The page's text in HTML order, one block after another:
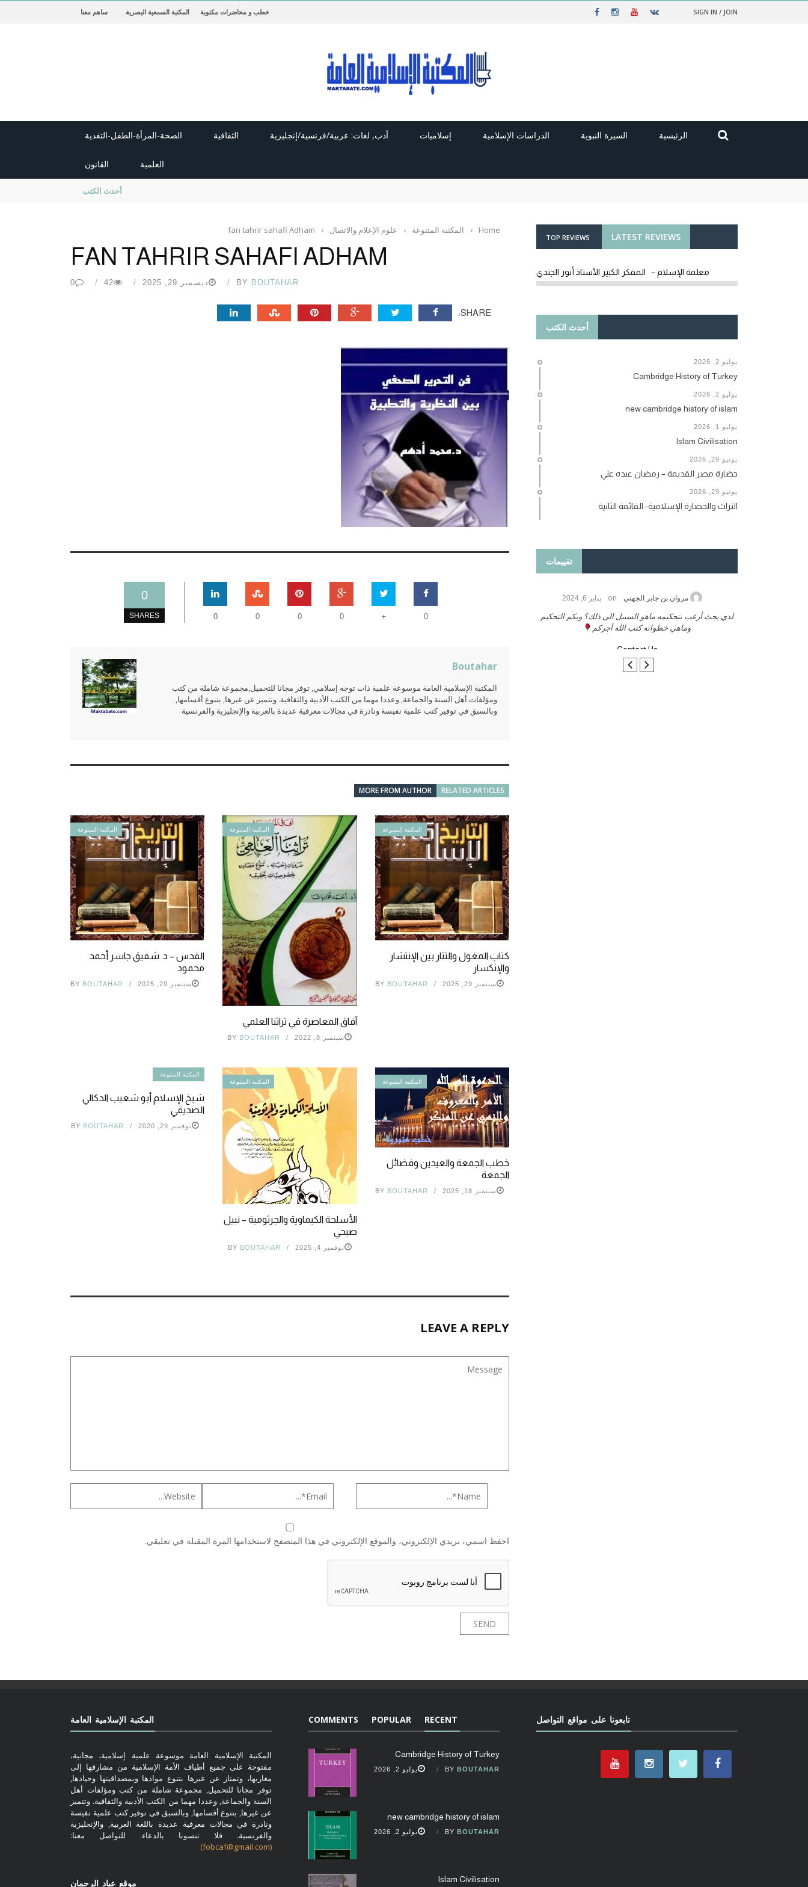
SIGN IN / JOIN خطب و محاضرات مكتوبة المكتبة السمعية البصرية ساهم معنا
الرئيسية السيرة النبوية الدراسات الإسلامية إسلاميات أدب, لغات: عربية/فرنسية/إنجليزية الثقافية الصحة-المرأة-الطفل-التغدية
العلمية القانون
أحدث الكتب
Home
› المكتبة المتنوعة › علوم الإعلام والاتصال ›
fan tahrir sahafi Adham
FAN TAHRIR SAHAFI ADHAM
BY BOUTAHAR ديسمبر 29, 2025 42
0
SHARE:
0
SHARES 0
+
0
0
0
0
Boutahar
المكتبة الإسلامية العامة موسوعة علمية ذات توجه إسلامي, توفر مجانا للتحميل,مجموعة شاملة من كتب
ومؤلفات أهل السنة والجماعة, وعددا مهما من الكتب الأدبية والثقافية. وتتميز عن غيرها, بتنوع أقسامها,
وبالسبق في توفير كتب علمية نفيسة ونادرة في مجالات معرفية عديدة بالعربية والإنجليزية والفرنسية
RELATED ARTICLES
MORE FROM AUTHOR
المكتبة المتنوعة
القدس – د. شفيق جاسر أحمد
محمود
سبتمبر 29, 2025 BY BOUTAHAR
المكتبة المتنوعة
آفاق المعاصرة في تراثنا العلمي
سبتمبر 8, 2022 BY BOUTAHAR
المكتبة المتنوعة
كتاب المغول والتتار بين الإنتشار
والإنكسار
سبتمبر 29, 2025 BY BOUTAHAR
المكتبة المتنوعة
شيخ الإسلام أبو شعيب الدكالي
الصديقي
نوفمبر 29, 2020 BY BOUTAHAR
المكتبة المتنوعة
الأسلحة الكيماوية والجرثومية – نبيل
صبحي
نوفمبر 4, 2025 BY BOUTAHAR
المكتبة المتنوعة
خطب الجمعة والعيدين وفضائل
الجمعة
سبتمبر 18, 2025 BY BOUTAHAR
LEAVE A REPLY
احفظ اسمي، بريدي الإلكتروني، والموقع الإلكتروني في هذا المتصفح لاستخدامها المرة المقبلة في تعليقي.
LATEST REVIEWS
TOP REVIEWS
معلمة الإسلام – المفكر الكبير الأستاذ أنور الجندي
أحدث الكتب
يوليو 2, 2026
Cambridge History of Turkey
يوليو 2, 2026
new cambridge history of islam
يوليو 1, 2026
Islam Civilisation
يونيو 29, 2026
حضارة مصر القديمة – رمضان عبده علي
يونيو 29, 2026
التراث والحضارة الإسلامية- القائمة الثانية
تقييمات
مروان بن جابر الجهني on يناير 6, 2024
لدي بحث أرغب بتحكيمه ماهو السبيل الى ذلك؟ وبكم التحكيم
وماهي خطواته كتب الله أجركم
Contact Us
المكتبة الإسلامية العامة
المكتبة الإسلامية العامة موسوعة علمية إسلامية، مجانية،
مفتوحة على جميع أطياف الأمة الإسلامية من مشارقها إلى
مغاربها، وتمتاز عن غيرها بتنوع موادها وبمصداقيتها وحيادها,
توفر مجانا للتحميل, مجموعة شاملة من كتب ومؤلفات أهل
السنة والجماعة, وعددا مهما من الكتب الأدبية والثقافية. وتتميز
عن غيرها, بتنوع أقسامها, وبالسبق في توفير كتب علمية نفيسة
ونادرة في مجالات معرفية عديدة باللغة العربية, والإنجليزية
والفرنسية. فلا تنسونا بالدعاء. للتواصل معنا:
(fobcaf@gmail.com)
موقع عباد الرحمان
RECENT
POPULAR
COMMENTS
Cambridge History of Turkey
BY BOUTAHAR يوليو 2, 2026
new cambridge history of islam
BY BOUTAHAR يوليو 2, 2026
Islam Civilisation
تابعونا على مواقع التواصل